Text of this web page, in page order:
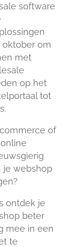
software
oktober om
met
op het
tot
of
je webshop
ontdek je
beter
mee in een
te